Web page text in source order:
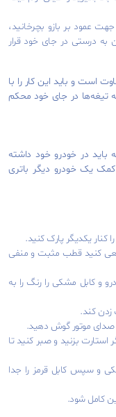
عمود بر بازو بچرخانید،
به درستی در جای خود قرار
است و باید این کار را با
تیغه‌ها در جای خود محکم
باید در خودرو خود داشته
یک خودرو دیگر باتری
کنار یکدیگر پارک کنید.
سعی کنید قطب مثبت و منفی
و کابل مشکی را رنگ را به
زدن کند.
صدای موتور گوش دهید.
استارت بزنید و صبر کنید تا
و سپس کابل قرمز را جدا
کامل شود.